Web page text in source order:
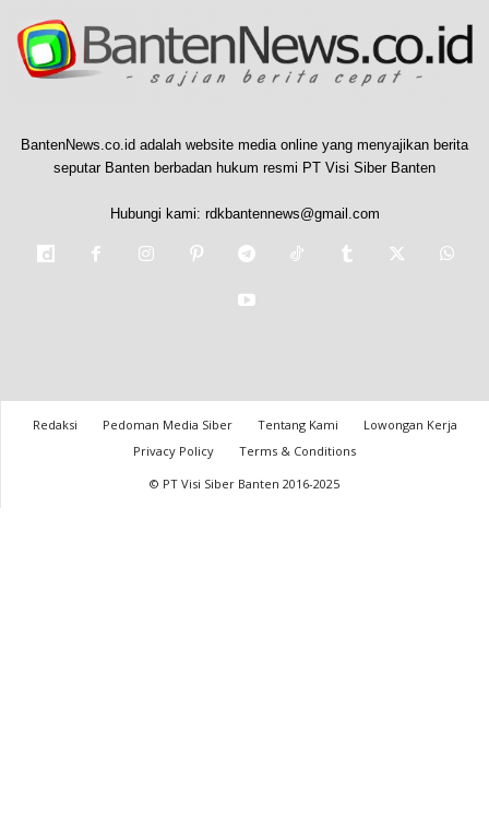
BantenNews.co.id adalah website media online yang menyajikan berita
seputar Banten berbadan hukum resmi PT Visi Siber Banten
Hubungi kami: rdkbantennews@gmail.com
Redaksi Pedoman Media Siber Tentang Kami
Lowongan Kerja
Privacy Policy
Terms & Conditions
© PT Visi Siber Banten 2016-2025